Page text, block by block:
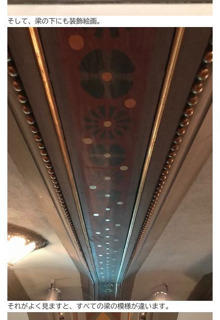
そして、梁の下にも装飾絵画。
それがよく見ますと、すべての梁の模様が違います。